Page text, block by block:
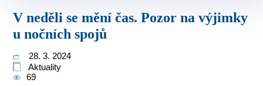
V neděli se mění čas. Pozor na výjimky
u nočních spojů
28. 3. 2024
Aktuality
69